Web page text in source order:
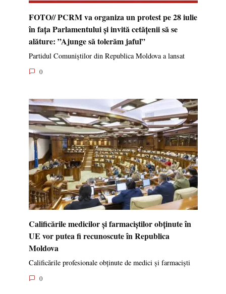
FOTO// PCRM va organiza un protest pe 28 iulie
în fața Parlamentului și invită cetățenii să se
alăture: ”Ajunge să tolerăm jaful”
Partidul Comuniștilor din Republica Moldova a lansat
0
Calificările medicilor și farmaciștilor obținute în
UE vor putea fi recunoscute în Republica
Moldova
Calificările profesionale obținute de medici și farmaciști
0